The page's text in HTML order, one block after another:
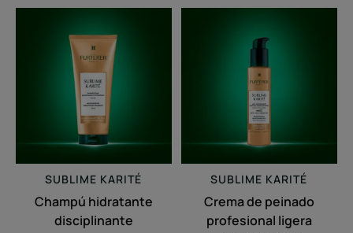
hidratante
disciplinante
SUBLIME KARITÉ
Champú hidratante
disciplinante
de
profesional
ligera
disciplinante
SUBLIME KARITÉ
Crema de peinado
profesional ligera